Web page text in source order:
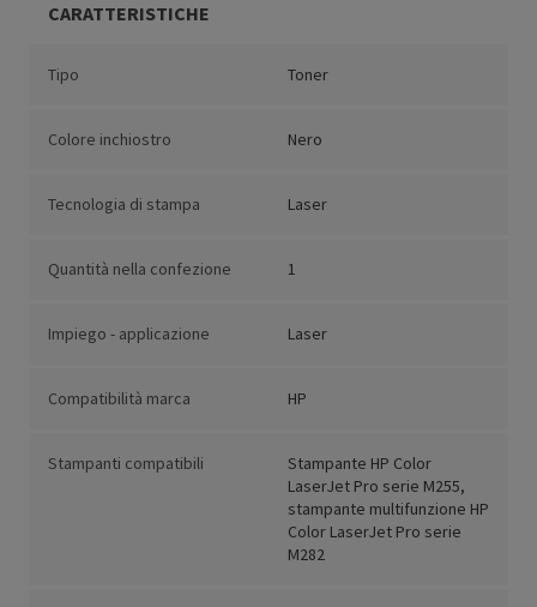
CARATTERISTICHE
Tipo Toner
Colore inchiostro Nero
Tecnologia di stampa Laser
Quantità nella confezione 1
Impiego - applicazione Laser
Compatibilità marca HP
Stampanti compatibili
Stampante HP Color
LaserJet Pro serie M255,
stampante multifunzione HP
Color LaserJet Pro serie
M282